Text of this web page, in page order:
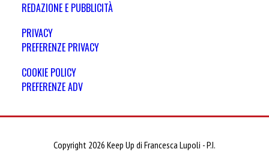
REDAZIONE E PUBBLICITÀ
PRIVACY
PREFERENZE PRIVACY
COOKIE POLICY
PREFERENZE ADV
Copyright 2026 Keep Up di Francesca Lupoli - P.I.